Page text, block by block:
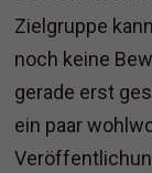
Zielgruppe
noch keine
gerade erst
ein paar